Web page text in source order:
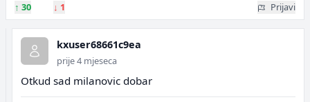
↑ 30 ↓ 1 Prijavi
kxuser68661c9ea
prije 4 mjeseca
Otkud sad milanovic dobar